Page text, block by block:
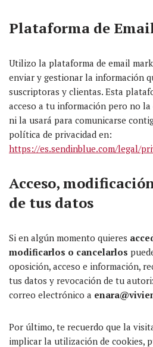
Plataforma de
Utilizo la plataforma de email
enviar y gestionar la información
suscriptoras y clientas. Esta
acceso a tu información pero no
ni la usará para comunicarse
política de privacidad en:
https://es.sendinblue.com/legal/
Acceso,
de tus datos
Si en algún momento quieres
modificarlos o cancelarlos
oposición, acceso e información,
tus datos y revocación de tu
correo electrónico a
Por último, te recuerdo que la
implicar la utilización de cookies,